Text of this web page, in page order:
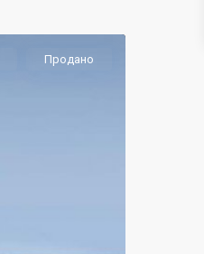
Продано